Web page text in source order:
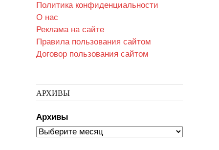
Политика конфиденциальности
О нас
Реклама на сайте
Правила пользования сайтом
Договор пользования сайтом
АРХИВЫ
Архивы